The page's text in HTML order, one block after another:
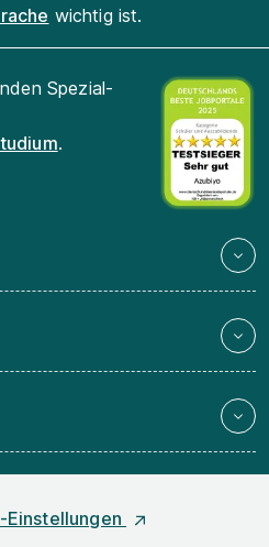
wichtig ist.
Spezial-
.
Einstellungen